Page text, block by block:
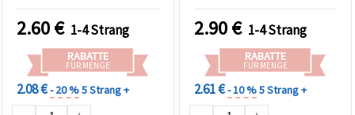
Perlenarbeiten
2.60€ 1-4 Strang
RABATTE
FÜR MENGE
2.08 €- 20 %5 Strang +
2.90€ 1-4 Strang
RABATTE
FÜR MENGE
2.61 €- 10 %5 Strang +